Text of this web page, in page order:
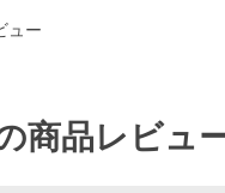
ュー
商品レビュ